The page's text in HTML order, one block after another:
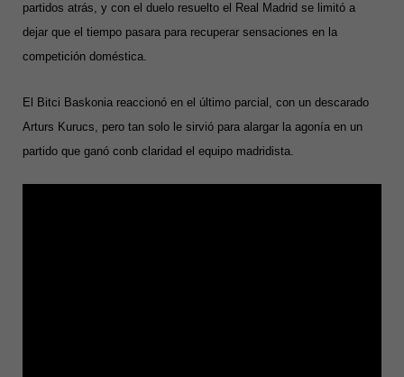
partidos atrás, y con el duelo resuelto el Real Madrid se limitó a
dejar que el tiempo pasara para recuperar sensaciones en la
competición doméstica.
El Bitci Baskonia reaccionó en el último parcial, con un descarado
Arturs Kurucs, pero tan solo le sirvió para alargar la agonía en un
partido que ganó conb claridad el equipo madridista.